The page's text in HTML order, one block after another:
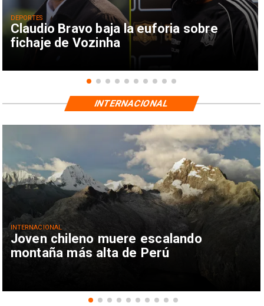
Claudio Bravo baja la euforia sobre
fichaje de Vozinha
DEPORTES
Joven chileno muere escalando
montaña más alta de Perú
INTERNACIONAL
INTERNACIONAL